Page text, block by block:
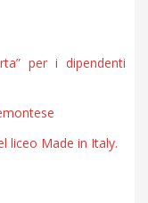
per i dipendenti
liceo Made in Italy.